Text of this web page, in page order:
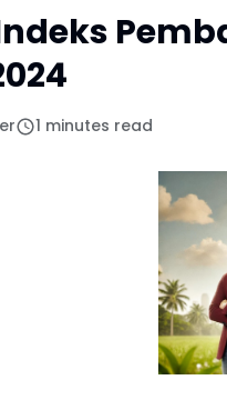
1 minutes read